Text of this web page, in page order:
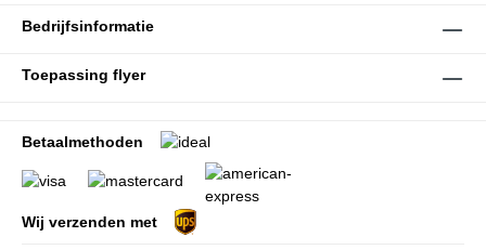
Bedrijfsinformatie
Toepassing flyer
Betaalmethoden
Wij verzenden met